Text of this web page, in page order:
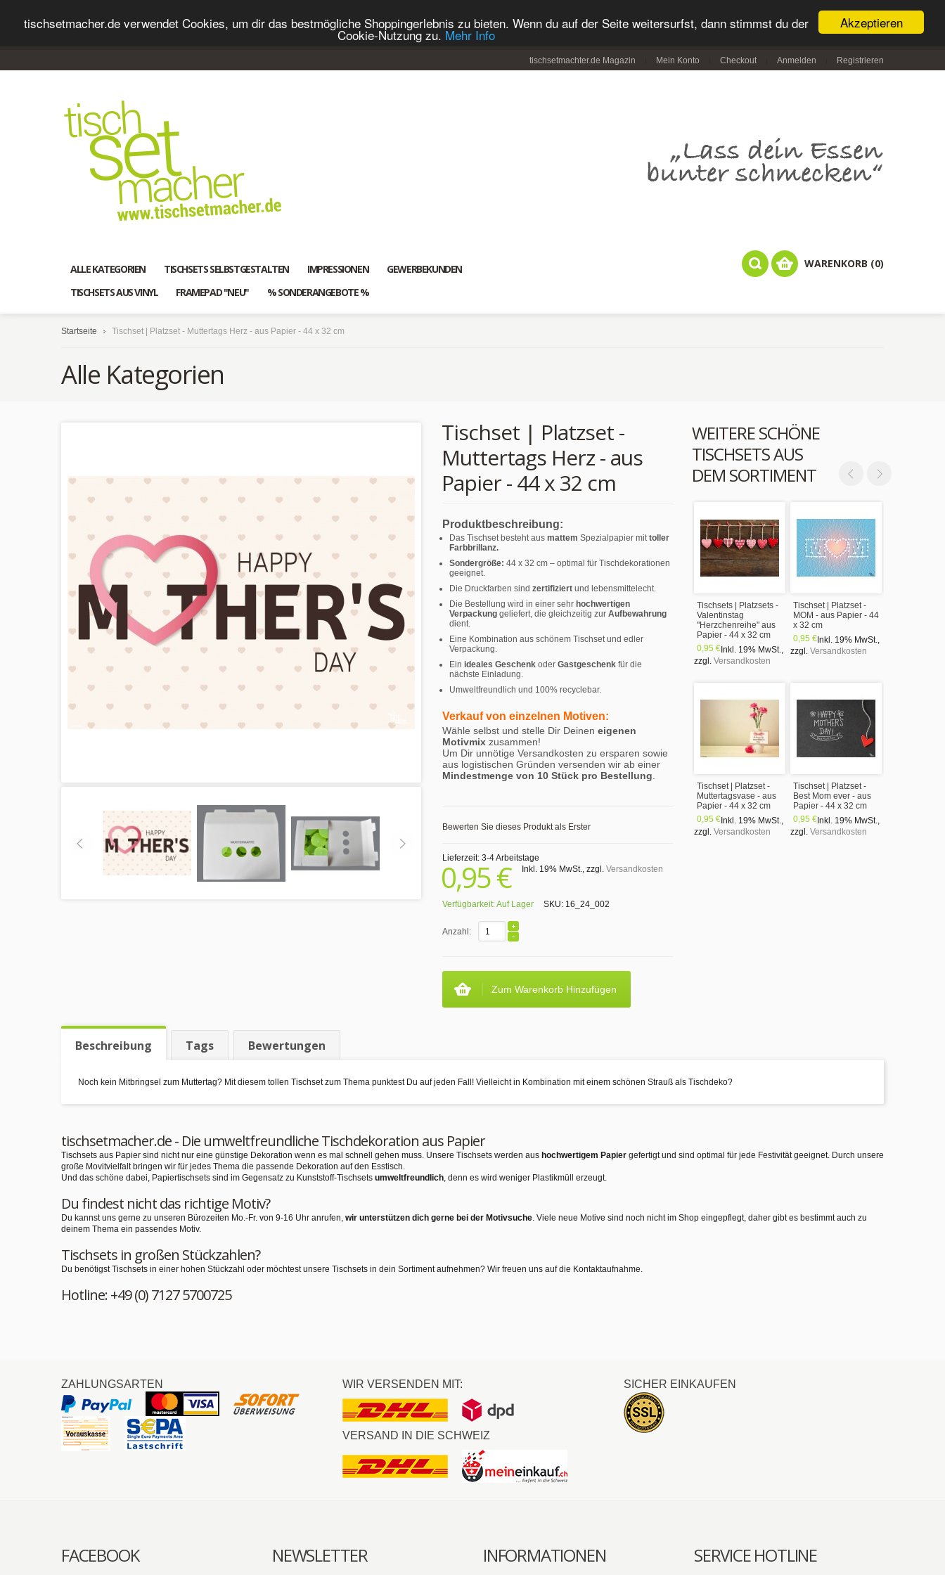
Akzeptieren
tischsetmacher.de verwendet Cookies, um dir das bestmögliche Shoppingerlebnis zu bieten. Wenn du auf der Seite weitersurfst, dann stimmst du der
Cookie-Nutzung zu. Mehr Info
tischsetmachter.de Magazin Mein Konto Checkout Anmelden Registrieren
ALLE KATEGORIEN TISCHSETS SELBSTGESTALTEN IMPRESSIONEN
GEWERBEKUNDEN
TISCHSETS AUS VINYL
FRAMEPAD "NEU" % SONDERANGEBOTE %
WARENKORB (0)
Startseite Tischset | Platzset - Muttertags Herz - aus Papier - 44 x 32 cm
Alle Kategorien
WEITERE SCHÖNE
TISCHSETS AUS
DEM SORTIMENT
Tischsets | Platzsets -
Valentinstag
"Herzchenreihe" aus
Papier - 44 x 32 cm
0,95 € Inkl. 19% MwSt.,
zzgl. Versandkosten
Tischset | Platzset -
MOM - aus Papier - 44
x 32 cm
0,95 € Inkl. 19% MwSt.,
zzgl. Versandkosten
Tischset | Platzset -
Muttertagsvase - aus
Papier - 44 x 32 cm
0,95 € Inkl. 19% MwSt.,
zzgl. Versandkosten
Tischset | Platzset -
Best Mom ever - aus
Papier - 44 x 32 cm
0,95 € Inkl. 19% MwSt.,
zzgl. Versandkosten
Tischset | Platzset -
Muttertags Herz - aus
Papier - 44 x 32 cm
Produktbeschreibung:
Das Tischset besteht aus mattem Spezialpapier mittoller
Farbbrillanz.
Sondergröße: 44 x 32 cm – optimal für Tischdekorationen
geeignet.
Die Druckfarben sind zertifiziert und lebensmittelecht.
Die Bestellung wird in einer sehr hochwertigen
Verpackung geliefert, die gleichzeitig zur Aufbewahrung
dient.
Eine Kombination aus schönem Tischset und edler
Verpackung.
Ein ideales Geschenk oder Gastgeschenk für die
nächste Einladung.
Umweltfreundlich und 100% recyclebar.
Verkauf von einzelnen Motiven:
Wähle selbst und stelle Dir Deinen eigenen
Motivmix zusammen!
Um Dir unnötige Versandkosten zu ersparen sowie
aus logistischen Gründen versenden wir ab einer
Mindestmenge von 10 Stück pro Bestellung
Bewerten Sie dieses Produkt als Erster
Lieferzeit: 3-4 Arbeitstage
0,95 € Inkl. 19% MwSt., zzgl. Versandkosten
Verfügbarkeit:Auf Lager SKU: 16_24_002
Anzahl:
Zum Warenkorb Hinzufügen
Beschreibung Tags Bewertungen
Noch kein Mitbringsel zum Muttertag? Mit diesem tollen Tischset zum Thema punktest Du auf jeden Fall! Vielleicht in Kombination mit einem schönen Strauß als Tischdeko?
tischsetmacher.de - Die umweltfreundliche Tischdekoration aus Papier
Tischsets aus Papier sind nicht nur eine günstige Dekoration wenn es mal schnell gehen muss. Unsere Tischsets werden aus hochwertigem Papier gefertigt und sind optimal für jede Festivität geeignet. Durch unsere
große Movitvielfalt bringen wir für jedes Thema die passende Dekoration auf den Esstisch.
Und das schöne dabei, Papiertischsets sind im Gegensatz zu Kunststoff-Tischsets umweltfreundlich, denn es wird weniger Plastikmüll erzeugt.
Du findest nicht das richtige Motiv?
Du kannst uns gerne zu unseren Bürozeiten Mo.-Fr. von 9-16 Uhr anrufen, wir unterstützen dich gerne bei der Motivsuche. Viele neue Motive sind noch nicht im Shop eingepflegt, daher gibt es bestimmt auch zu
deinem Thema ein passendes Motiv.
Tischsets in großen Stückzahlen?
Du benötigst Tischsets in einer hohen Stückzahl oder möchtest unsere Tischsets in dein Sortiment aufnehmen? Wir freuen uns auf die Kontaktaufnahme.
Hotline: +49 (0) 7127 5700725
ZAHLUNGSARTEN WIR VERSENDEN MIT:
VERSAND IN DIE SCHWEIZ
SICHER EINKAUFEN
FACEBOOK NEWSLETTER INFORMATIONEN SERVICE HOTLINE